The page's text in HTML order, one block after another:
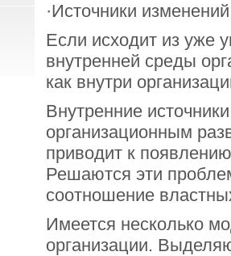
·Источники изменений
Если исходит из уже
внутренней среды
как внутри
Внутренние
организационным
приводит к
Решаются эти
соотношение
Имеется несколько
организации.